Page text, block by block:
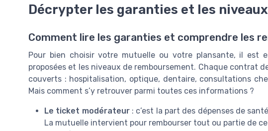
Décrypter les garanties et les
Comment lire les garanties et comprendre les
Pour bien choisir votre mutuelle ou votre plansante, il est
proposées et les niveaux de remboursement. Chaque contrat
couverts : hospitalisation, optique, dentaire, consultations
Mais comment s’y retrouver parmi toutes ces informations ?
Le ticket modérateur: c’est la part des dépenses de
La mutuelle intervient pour rembourser tout ou partie de